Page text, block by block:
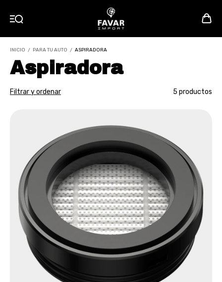
INICIO / PARA TU AUTO / ASPIRADORA
Aspiradora
Filtrar y ordenar 5 productos